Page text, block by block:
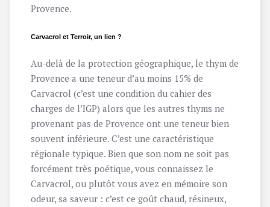
Provence.
Carvacrol et Terroir, un lien ?
Au-delà de la protection géographique, le thym de
Provence a une teneur d’au moins 15% de
Carvacrol (c’est une condition du cahier des
charges de l’IGP) alors que les autres thyms ne
provenant pas de Provence ont une teneur bien
souvent inférieure. C’est une caractéristique
régionale typique. Bien que son nom ne soit pas
forcément très poétique, vous connaissez le
Carvacrol, ou plutôt vous avez en mémoire son
odeur, sa saveur : c’est ce goût chaud, résineux,